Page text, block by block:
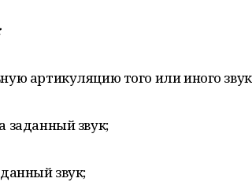
артикуляцию того или иного
заданный звук;
звук;